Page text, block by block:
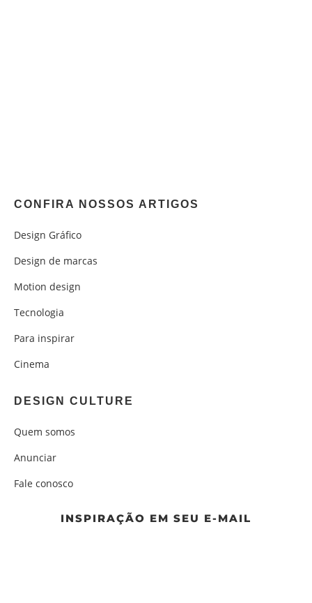
CONFIRA NOSSOS ARTIGOS
Design Gráfico
Design de marcas
Motion design
Tecnologia
Para inspirar
Cinema
DESIGN CULTURE
Quem somos
Anunciar
Fale conosco
INSPIRAÇÃO EM SEU E-MAIL